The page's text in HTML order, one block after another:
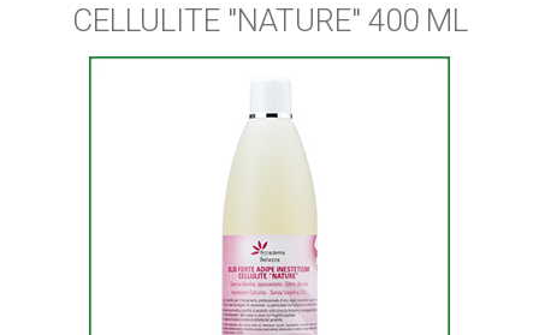
CELLULITE "NATURE" 400 ML